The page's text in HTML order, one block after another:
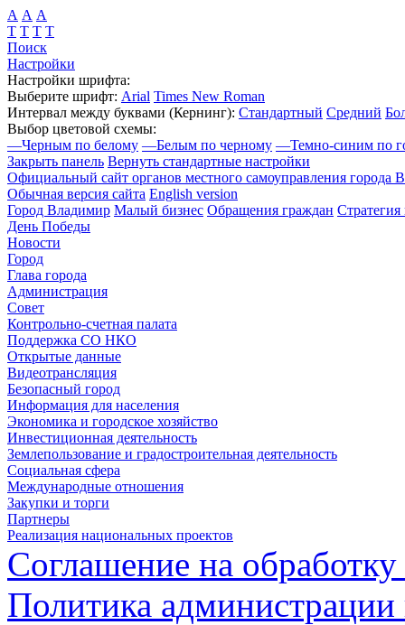
А А А
Т Т Т Т
Поиск
Настройки
Настройки шрифта:
Выберите шрифт: Arial Times New Roman
Интервал между буквами (Кернинг): Стандартный Средний
Выбор цветовой схемы:
—Черным по белому —Белым по черному —Темно-синим по
Закрыть панель Вернуть стандартные настройки
Официальный сайт органов местного самоуправления города
Обычная версия сайта English version
Город Владимир Малый бизнес Обращения граждан Стратегия
День Победы
Новости
Город
Глава города
Администрация
Совет
Контрольно-счетная палата
Поддержка СО НКО
Открытые данные
Видеотрансляция
Безопасный город
Информация для населения
Экономика и городское хозяйство
Инвестиционная деятельность
Землепользование и градостроительная деятельность
Социальная сфера
Международные отношения
Закупки и торги
Партнеры
Реализация национальных проектов
Соглашение на
Политика